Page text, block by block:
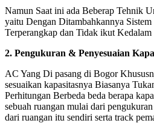
Namun Saat ini ada Beberap Tehnik
yaitu Dengan Ditambahkannya
Terperangkap dan Tidak ikut Kedalam
2. Pengukuran & Penyesuaian
AC Yang Di pasang di Bogor
sesuaikan kapasitasnya Biasanya
Perhitungan Berbeda beda berapa
sebuah ruangan mulai dari
dari ruangan itu sendiri serta track